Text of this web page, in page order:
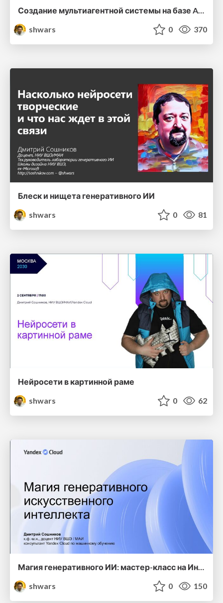
Создание мультиагентной системы на базе AI Studio
shwars
0 370
Блеск и нищета генеративного ИИ
shwars
0 81
Нейросети в картинной раме
shwars
0 62
Магия генеративного ИИ: мастер-класс на Интермузей 2024
shwars
0 150